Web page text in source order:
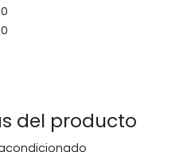
del producto